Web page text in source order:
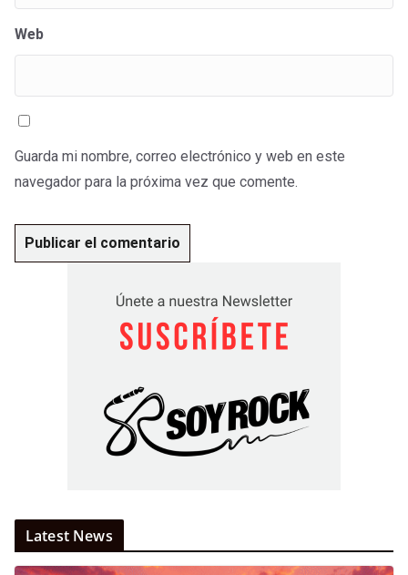
Web
Guarda mi nombre, correo electrónico y web en este
navegador para la próxima vez que comente.
Latest News